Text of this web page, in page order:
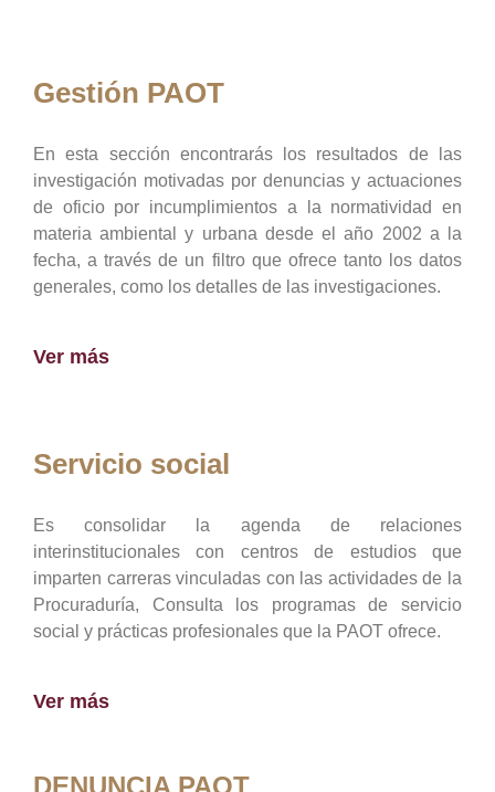
Gestión PAOT
En esta sección encontrarás los resultados de las
investigación motivadas por denuncias y actuaciones
de oficio por incumplimientos a la normatividad en
materia ambiental y urbana desde el año 2002 a la
fecha, a través de un filtro que ofrece tanto los datos
generales, como los detalles de las investigaciones.
Ver más
Servicio social
Es consolidar la agenda de relaciones
interinstitucionales con centros de estudios que
imparten carreras vinculadas con las actividades de la
Procuraduría, Consulta los programas de servicio
social y prácticas profesionales que la PAOT ofrece.
Ver más
DENUNCIA PAOT